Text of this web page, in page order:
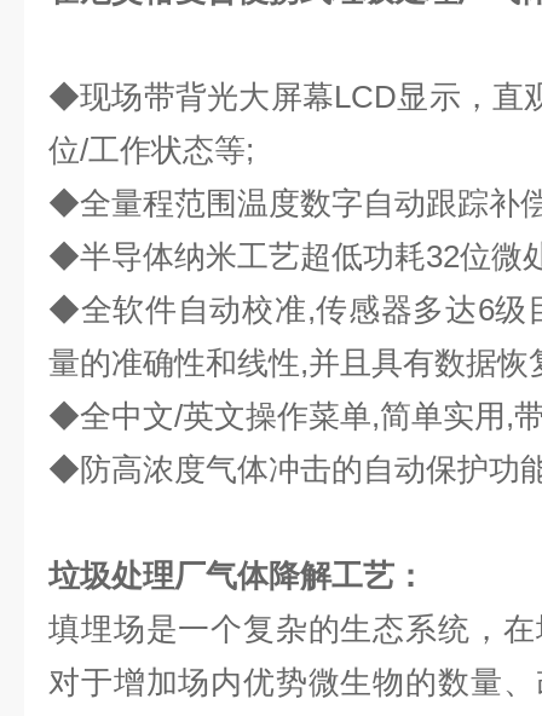
◆现场带背光大屏幕LCD显示，直
位/工作状态等;
◆全量程范围温度数字自动跟踪补
◆半导体纳米工艺超低功耗32位微
◆全软件自动校准,传感器多达6级
量的准确性和线性,并且具有数据恢
◆全中文/英文操作菜单,简单实用,
◆防高浓度气体冲击的自动保护功
垃圾处理厂气体降解工艺：
填埋场是一个复杂的生态系统，
对于增加场内优势微生物的数量